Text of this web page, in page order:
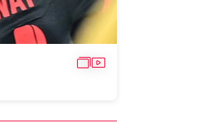
GALLERIE
VIDEO